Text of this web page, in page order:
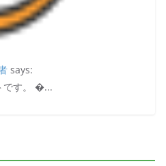
says:
です。 �...